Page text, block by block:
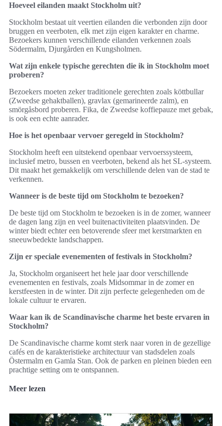
Hoeveel eilanden maakt Stockholm uit?
Stockholm bestaat uit veertien eilanden die verbonden zijn door
bruggen en veerboten, elk met zijn eigen karakter en charme.
Bezoekers kunnen verschillende eilanden verkennen zoals
Södermalm, Djurgården en Kungsholmen.
Wat zijn enkele typische gerechten die ik in Stockholm moet
proberen?
Bezoekers moeten zeker traditionele gerechten zoals köttbullar
(Zweedse gehaktballen), gravlax (gemarineerde zalm), en
smörgåsbord proberen. Fika, de Zweedse koffiepauze met gebak,
is ook een echte aanrader.
Hoe is het openbaar vervoer geregeld in Stockholm?
Stockholm heeft een uitstekend openbaar vervoerssysteem,
inclusief metro, bussen en veerboten, bekend als het SL-systeem.
Dit maakt het gemakkelijk om verschillende delen van de stad te
verkennen.
Wanneer is de beste tijd om Stockholm te bezoeken?
De beste tijd om Stockholm te bezoeken is in de zomer, wanneer
de dagen lang zijn en veel buitenactiviteiten plaatsvinden. De
winter biedt echter een betoverende sfeer met kerstmarkten en
sneeuwbedekte landschappen.
Zijn er speciale evenementen of festivals in Stockholm?
Ja, Stockholm organiseert het hele jaar door verschillende
evenementen en festivals, zoals Midsommar in de zomer en
kerstfeesten in de winter. Dit zijn perfecte gelegenheden om de
lokale cultuur te ervaren.
Waar kan ik de Scandinavische charme het beste ervaren in
Stockholm?
De Scandinavische charme komt sterk naar voren in de gezellige
cafés en de karakteristieke architectuur van stadsdelen zoals
Östermalm en Gamla Stan. Ook de parken en pleinen bieden een
prachtige setting om te ontspannen.
Meer lezen